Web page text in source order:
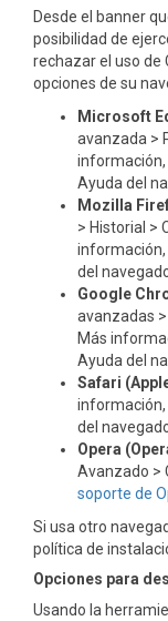
Desde el banner
posibilidad de
rechazar el uso de
opciones de su
Microsoft
avanzada >
información,
Ayuda del
Mozilla
> Historial >
información,
del
Google
avanzadas
Más
Ayuda del
Safari
información,
del
Opera
Avanzado >
soporte de
Si usa otro
política de
Opciones para
Usando la